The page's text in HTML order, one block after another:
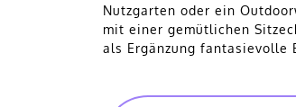
Nutzgarten oder ein
mit einer gemütlichen
als Ergänzung fantasievolle